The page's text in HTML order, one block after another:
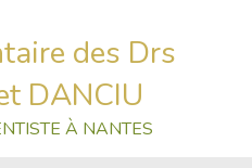
des Drs
DANCIU
À NANTES